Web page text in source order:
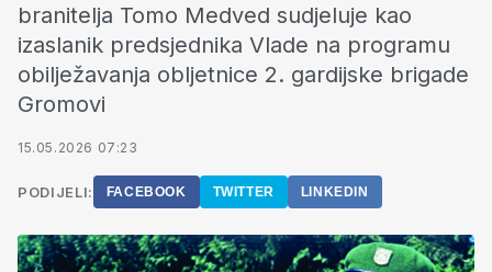
branitelja Tomo Medved sudjeluje kao
izaslanik predsjednika Vlade na programu
obilježavanja obljetnice 2. gardijske brigade
Gromovi
15.05.2026 07:23
PODIJELI: FACEBOOK TWITTER LINKEDIN